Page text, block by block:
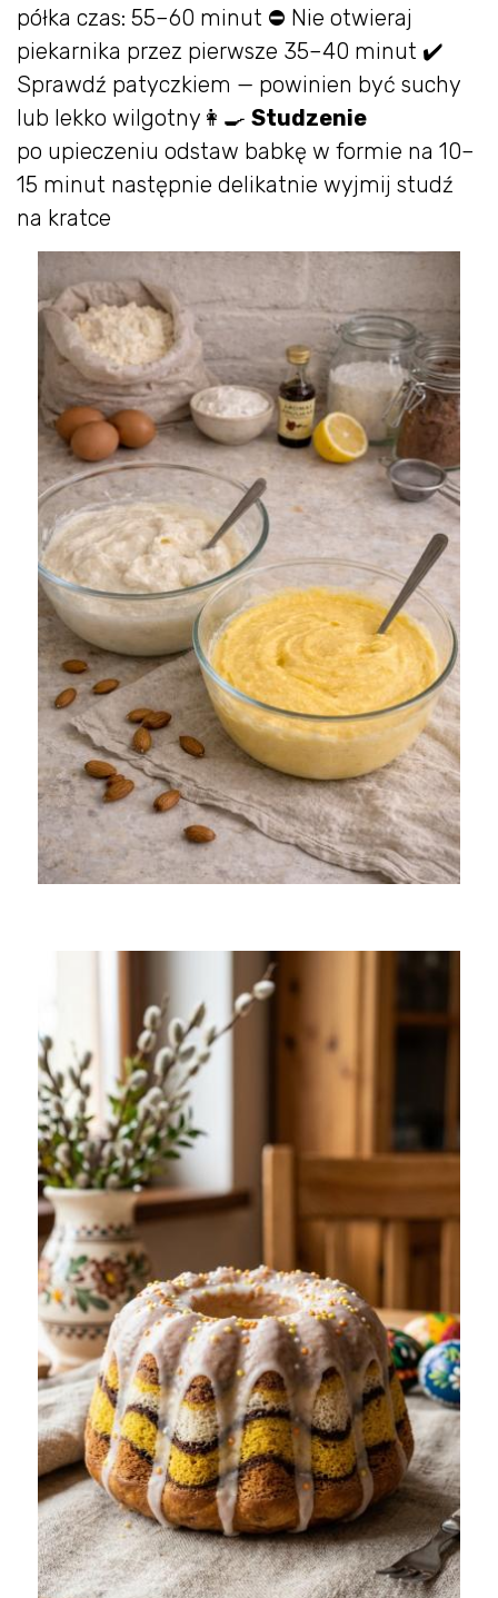
półka czas: 55–60 minut ⛔ Nie otwieraj
piekarnika przez pierwsze 35–40 minut ✔️
Sprawdź patyczkiem — powinien być suchy
lub lekko wilgotny👩‍🍳 Studzenie
po upieczeniu odstaw babkę w formie na 10–
15 minut następnie delikatnie wyjmij studź
na kratce